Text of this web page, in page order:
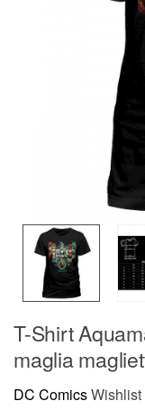
T-Shirt
maglia
DC ComicsWishlist